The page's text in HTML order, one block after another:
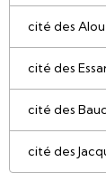
cité des
cité des
cité des
cité des